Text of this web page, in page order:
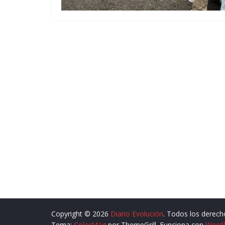
Copyright © 2026 Diario Evolución. Todos los